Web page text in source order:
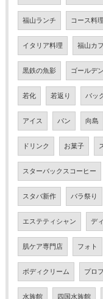
福山ランチ コース料理
イタリア料理 福山カ
黒鉄の魚影 ゴールデ
若化 若返り バッ
アイス パン 向島
ドリンク お菓子
スターバックスコーヒー
スタバ新作 バラ祭り
エステティシャン デ
肌ケア専門店 フォト
ボディクリーム プロ
水族館 四国水族館